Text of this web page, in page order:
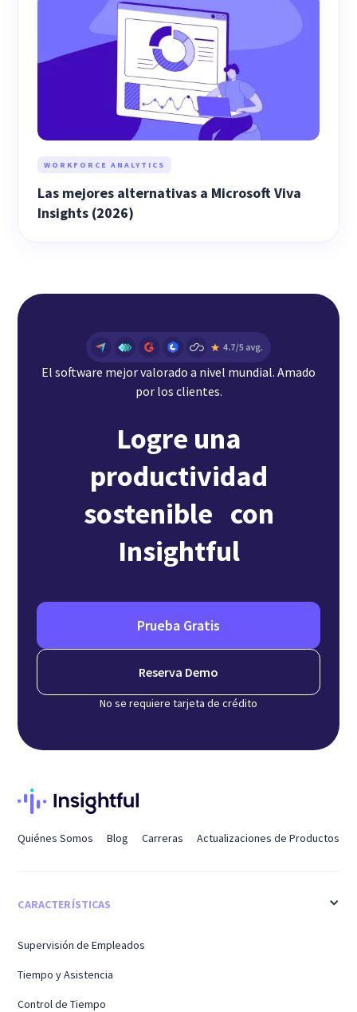
WORKFORCE ANALYTICS
Las mejores alternativas a Microsoft Viva
Insights (2026)
El software mejor valorado a nivel mundial. Amado
por los clientes.
Logre una
productividad
sostenible con
Insightful
Prueba Gratis
Reserva Demo
No se requiere tarjeta de crédito
Quiénes Somos Blog Carreras Actualizaciones de Productos
CARACTERÍSTICAS
Supervisión de Empleados
Tiempo y Asistencia
Control de Tiempo